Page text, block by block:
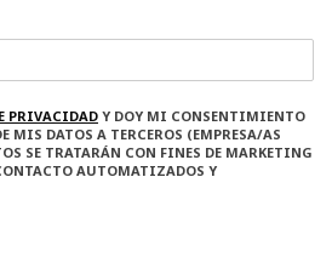
PRIVACIDAD Y DOY MI CONSENTIMIENTO
MIS DATOS A TERCEROS (EMPRESA/AS
SE TRATARÁN CON FINES DE MARKETING
AUTOMATIZADOS Y